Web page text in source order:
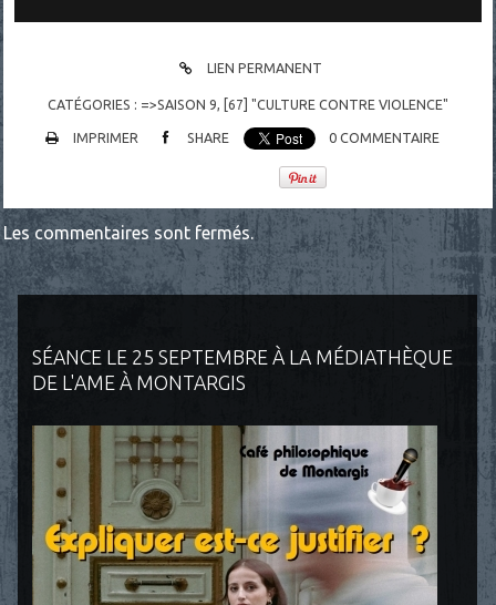
SÉANCE LE 25 SEPTEMBRE À LA MÉDIATHÈQUE
DE L'AME À MONTARGIS
LIEN PERMANENT
CATÉGORIES : =>SAISON 9 [67] "CULTURE CONTRE VIOLENCE"
IMPRIMER SHARE 0 COMMENTAIRE
Les commentaires sont fermés.